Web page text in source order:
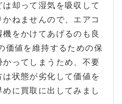
却って湿気を吸収して
ねませんので、エアコ
をかけてあげるのも良
価値を維持するための保
ってしまうため、不要
状態が劣化して価値を
に買取に出してみまし